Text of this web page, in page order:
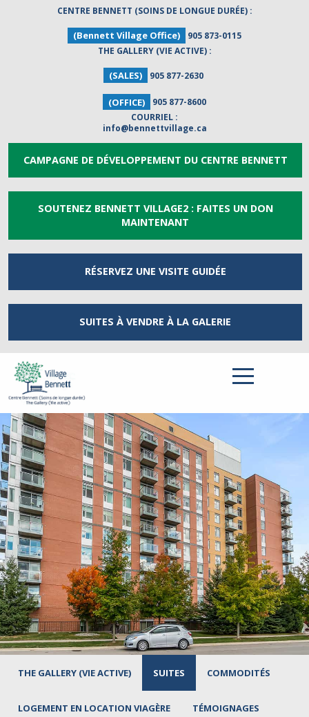
CENTRE BENNETT (SOINS DE LONGUE DURÉE) :
(Bennett Village Office)
905 873-0115
THE GALLERY (VIE ACTIVE) :
(SALES) 905 877-2630
(OFFICE)
905 877-8600
COURRIEL :
info@bennettvillage.ca
CAMPAGNE DE DÉVELOPPEMENT DU CENTRE BENNETT
SOUTENEZ BENNETT VILLAGE2 : FAITES UN DON
MAINTENANT
RÉSERVEZ UNE VISITE GUIDÉE
SUITES À VENDRE À LA GALERIE
THE GALLERY (VIE ACTIVE) SUITES COMMODITÉS
LOGEMENT EN LOCATION VIAGÈRE TÉMOIGNAGES